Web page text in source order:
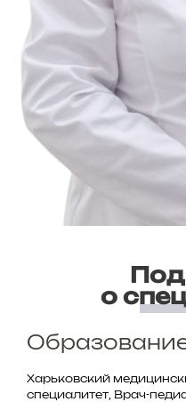
о
Харьковский
специалитет, Врач-